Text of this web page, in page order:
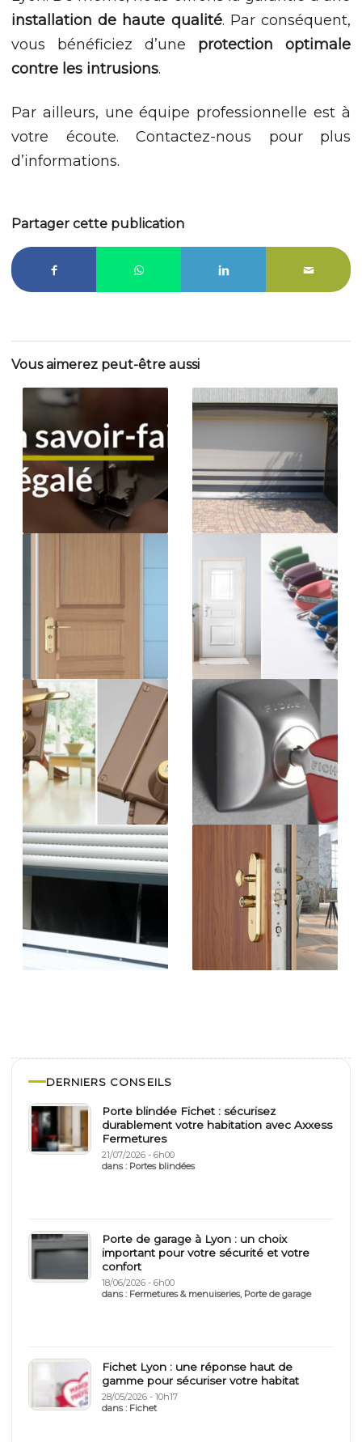
installation de haute qualité. Par conséquent,
vous bénéficiez d’une protection optimale
contre les intrusions.
Par ailleurs, une équipe professionnelle est à
votre écoute. Contactez-nous pour plus
d’informations.
Partager cette publication
Vous aimerez peut-être aussi
DERNIERS CONSEILS
Porte blindée Fichet : sécurisez
durablement votre habitation avec Axxess
Fermetures
21/07/2026 - 6h00
dans : Portes blindées
Porte de garage à Lyon : un choix
important pour votre sécurité et votre
confort
18/06/2026 - 6h00
dans : Fermetures & menuiseries, Porte de garage
Fichet Lyon : une réponse haut de
gamme pour sécuriser votre habitat
28/05/2026 - 10h17
dans : Fichet